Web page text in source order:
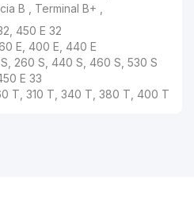
B , Terminal B+ ,
450 E 32
E, 400 E, 440 E
260 S, 440 S, 460 S, 530 S
E 33
T, 310 T, 340 T, 380 T, 400 T